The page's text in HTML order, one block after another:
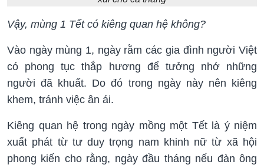
Vậy, mùng 1 Tết có kiêng quan hệ không?
Vào ngày mùng 1, ngày rằm các gia đình người Việt
có phong tục thắp hương để tưởng nhớ những
người đã khuất. Do đó trong ngày này nên kiêng
khem, tránh việc ân ái.
Kiêng quan hệ trong ngày mồng một Tết là ý niệm
xuất phát từ tư duy trọng nam khinh nữ từ xã hội
phong kiến cho rằng, ngày đầu tháng nếu đàn ông